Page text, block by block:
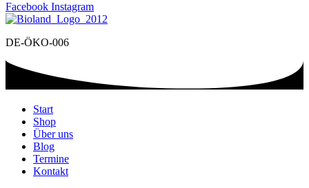
Facebook Instagram
DE-ÖKO-006
Start
Shop
Über uns
Blog
Termine
Kontakt